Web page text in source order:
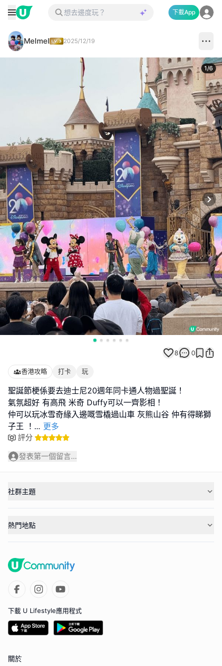
下載App
Melmel 2025/12/19
1/6
8 0
香港攻略 打卡 玩
聖誕節梗係要去迪士尼20週年同卡通人物過聖誕！
氣氛超好 有高飛 米奇 Duffy可以一齊影相！
仲可以玩冰雪奇緣入邊嘅雪橇過山車 灰熊山谷 仲有得睇獅
子王 ！ ... 更多
評分
發表第一個留言...
社群主題
熱門地點
下載 U Lifestyle應用程式
關於